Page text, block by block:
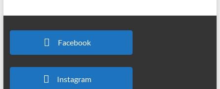
Facebook
Instagram